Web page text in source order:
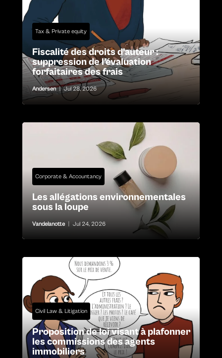
Tax & Private equity
Fiscalité des droits d’auteur :
suppression de l’évaluation
forfaitaires des frais
Andersen | Jul 28, 2026
Corporate & Accountancy
Les allégations environnementales
sous la loupe
Vandelanotte Jul 24, 2026
Civil Law & Litigation
Proposition de loi visant à plafonner
les commissions des agents
immobiliers